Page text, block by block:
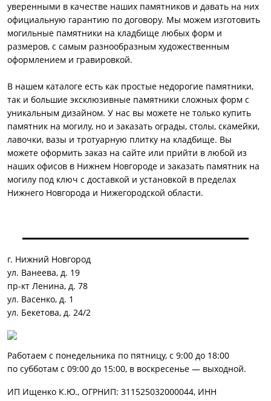
уверенными в качестве наших памятников и давать на них
официальную гарантию по договору. Мы можем изготовить
могильные памятники на кладбище любых форм и
размеров, с самым разнообразным художественным
оформлением и гравировкой.
В нашем каталоге есть как простые недорогие памятники,
так и большие эксклюзивные памятники сложных форм с
уникальным дизайном. У нас вы можете не только купить
памятник на могилу, но и заказать ограды, столы, скамейки,
лавочки, вазы и тротуарную плитку на кладбище. Вы
можете оформить заказ на сайте или прийти в любой из
наших офисов в Нижнем Новгороде и заказать памятник на
могилу под ключ с доставкой и установкой в пределах
Нижнего Новгорода и Нижегородской области.
г. Нижний Новгород
ул. Ванеева, д. 19
пр-кт Ленина, д. 78
ул. Васенко, д. 1
ул. Бекетова, д. 24/2
Работаем с понедельника по пятницу, с 9:00 до 18:00
по субботам с 09:00 до 15:00, в воскресенье — выходной.
ИП Ищенко К.Ю., ОГРНИП: 311525032000044, ИНН